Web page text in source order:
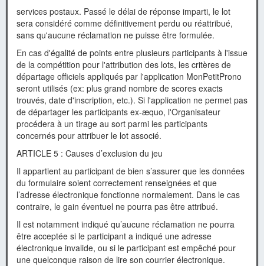
services postaux. Passé le délai de réponse imparti, le lot
sera considéré comme définitivement perdu ou réattribué,
sans qu'aucune réclamation ne puisse être formulée.
En cas d'égalité de points entre plusieurs participants à l'issue
de la compétition pour l'attribution des lots, les critères de
départage officiels appliqués par l'application MonPetitProno
seront utilisés (ex: plus grand nombre de scores exacts
trouvés, date d'inscription, etc.). Si l'application ne permet pas
de départager les participants ex-æquo, l'Organisateur
procédera à un tirage au sort parmi les participants
concernés pour attribuer le lot associé.
ARTICLE 5 : Causes d’exclusion du jeu
Il appartient au participant de bien s’assurer que les données
du formulaire soient correctement renseignées et que
l’adresse électronique fonctionne normalement. Dans le cas
contraire, le gain éventuel ne pourra pas être attribué.
Il est notamment indiqué qu’aucune réclamation ne pourra
être acceptée si le participant a indiqué une adresse
électronique invalide, ou si le participant est empêché pour
une quelconque raison de lire son courrier électronique.